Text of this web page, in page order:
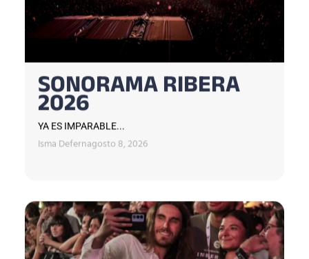
SONORAMA RIBERA
2026
YA ES IMPARABLE...
Isma Defernagosto 8, 2026